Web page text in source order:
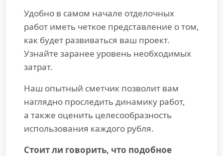
Удобно в самом начале отделочных
работ иметь четкое представление о том,
как будет развиваться ваш проект.
Узнайте заранее уровень необходимых
затрат.
Наш опытный сметчик позволит вам
наглядно проследить динамику работ,
а также оценить целесообразность
использования каждого рубля.
Стоит ли говорить, что подобное